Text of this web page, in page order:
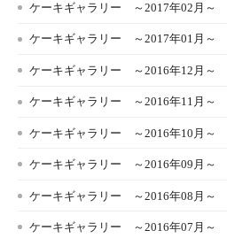
ケーキギャラリー ～2017年02月～
ケーキギャラリー ～2017年01月～
ケーキギャラリー ～2016年12月～
ケーキギャラリー ～2016年11月～
ケーキギャラリー ～2016年10月～
ケーキギャラリー ～2016年09月～
ケーキギャラリー ～2016年08月～
ケーキギャラリー ～2016年07月～